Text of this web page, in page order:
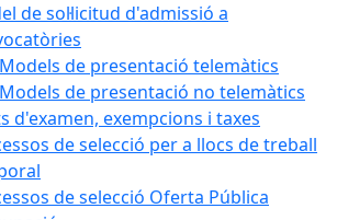
de sol·licitud d'admissió a
Models de presentació telemàtics
Models de presentació no telemàtics
d'examen, exempcions i taxes
de selecció per a llocs de treball
de selecció Oferta Pública